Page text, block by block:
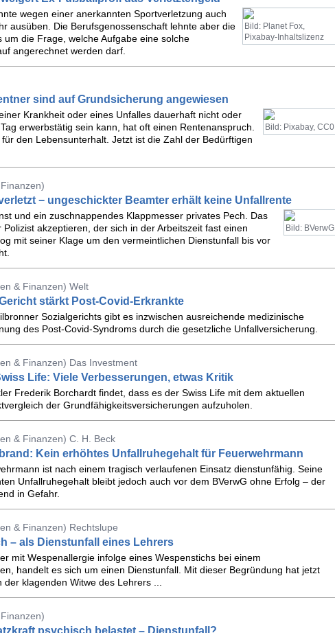
Bild: Planet Fox,
Pixabay-Inhaltslizenz
wegen einer anerkannten Sportverletzung auch
ausüben. Die Berufsgenossenschaft lehnte aber die
um die Frage, welche Aufgabe eine solche
angerechnet werden darf.
sind auf Grundsicherung angewiesen
Bild: Pixabay, CC0
Krankheit oder eines Unfalles dauerhaft nicht oder
erwerbstätig sein kann, hat oft einen Rentenanspruch.
den Lebensunterhalt. Jetzt ist die Zahl der Bedürftigen
− ungeschickter Beamter erhält keine Unfallrente
Bild: BVerwG
und ein zuschnappendes Klappmesser privates Pech. Das
akzeptieren, der sich in der Arbeitszeit fast einen
mit seiner Klage um den vermeintlichen Dienstunfall bis vor
& Finanzen) Welt
stärkt Post-Covid-Erkrankte
Sozialgerichts gibt es inzwischen ausreichende medizinische
des Post-Covid-Syndroms durch die gesetzliche Unfallversicherung.
& Finanzen) Das Investment
Life: Viele Verbesserungen, etwas Kritik
Frederik Borchardt findet, dass es der Swiss Life mit dem aktuellen
der Grundfähigkeitsversicherungen aufzuholen.
& Finanzen) C. H. Beck
Kein erhöhtes Unfallruhegehalt für Feuerwehrmann
ist nach einem tra­gisch ver­lau­fe­nen Ein­satz dienst­un­fä­hig. Seine
Un­fall­ru­he­ge­halt bleibt je­doch auch vor dem BVer­wG ohne Er­folg – der
in Ge­fahr.
& Finanzen) Rechtslupe
– als Dienstunfall eines Lehrers
mit Wespenallergie infolge eines Wespenstichs bei einem
handelt es sich um einen Dienstunfall. Mit dieser Begründung hat jetzt
klagenden Witwe des Lehrers ...
psychisch belastet – Dienstunfall?